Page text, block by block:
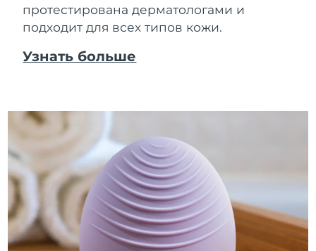
протестирована дерматологами и
подходит для всех типов кожи.
Узнать больше